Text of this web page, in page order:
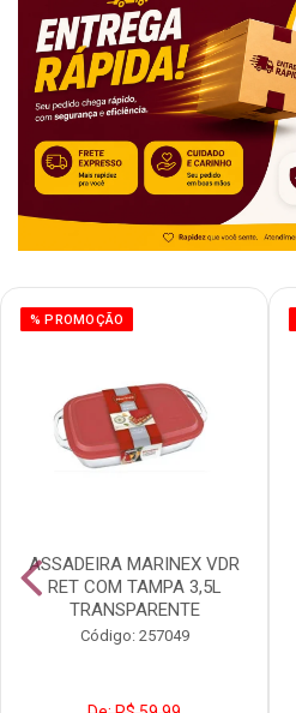
% PROMOÇÃO
ASSADEIRA MARINEX VDR
RET COM TAMPA 3,5L
TRANSPARENTE
Código: 257049